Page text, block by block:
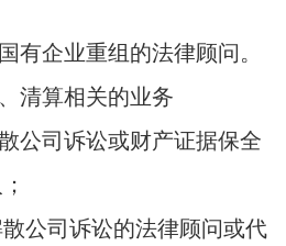
有企业重组的法律顾问。
清算相关的业务
公司诉讼或财产证据保全
公司诉讼的法律顾问或代